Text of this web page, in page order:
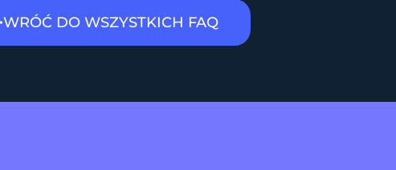
WRÓĆ DO WSZYSTKICH FAQ